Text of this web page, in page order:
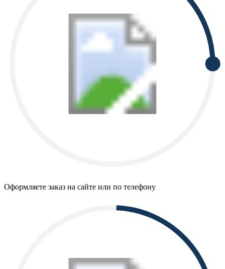
Оформляете заказ на сайте или по телефону